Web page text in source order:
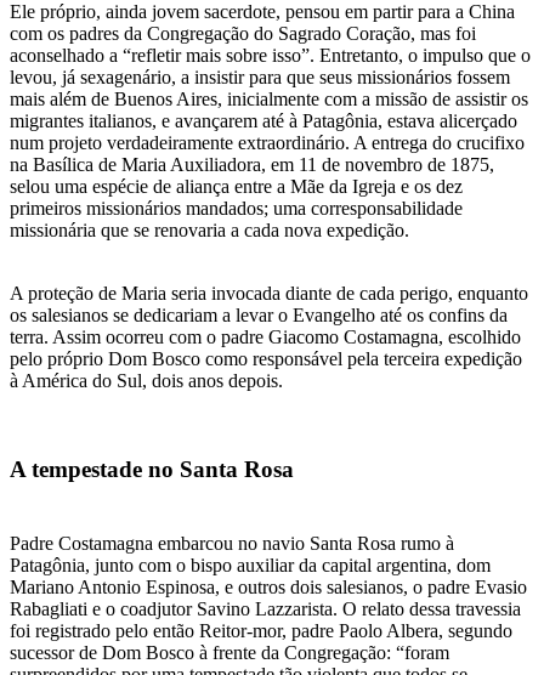
Ele próprio, ainda jovem sacerdote, pensou em partir para a China
com os padres da Congregação do Sagrado Coração, mas foi
aconselhado a “refletir mais sobre isso”. Entretanto, o impulso que o
levou, já sexagenário, a insistir para que seus missionários fossem
mais além de Buenos Aires, inicialmente com a missão de assistir os
migrantes italianos, e avançarem até à Patagônia, estava alicerçado
num projeto verdadeiramente extraordinário. A entrega do crucifixo
na Basílica de Maria Auxiliadora, em 11 de novembro de 1875,
selou uma espécie de aliança entre a Mãe da Igreja e os dez
primeiros missionários mandados; uma corresponsabilidade
missionária que se renovaria a cada nova expedição.
A proteção de Maria seria invocada diante de cada perigo, enquanto
os salesianos se dedicariam a levar o Evangelho até os confins da
terra. Assim ocorreu com o padre Giacomo Costamagna, escolhido
pelo próprio Dom Bosco como responsável pela terceira expedição
à América do Sul, dois anos depois.
A tempestade no Santa Rosa
Padre Costamagna embarcou no navio Santa Rosa rumo à
Patagônia, junto com o bispo auxiliar da capital argentina, dom
Mariano Antonio Espinosa, e outros dois salesianos, o padre Evasio
Rabagliati e o coadjutor Savino Lazzarista. O relato dessa travessia
foi registrado pelo então Reitor-mor, padre Paolo Albera, segundo
sucessor de Dom Bosco à frente da Congregação: “foram